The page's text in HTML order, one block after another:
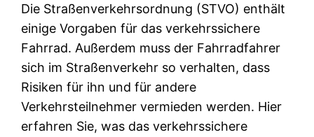
Die Straßenverkehrsordnung (STVO) enthält
einige Vorgaben für das verkehrssichere
Fahrrad. Außerdem muss der Fahrradfahrer
sich im Straßenverkehr so verhalten, dass
Risiken für ihn und für andere
Verkehrsteilnehmer vermieden werden. Hier
erfahren Sie, was das verkehrssichere